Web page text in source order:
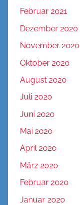
Februar 2021
Dezember 2020
November 2020
Oktober 2020
August 2020
Juli 2020
Juni 2020
Mai 2020
April 2020
März 2020
Februar 2020
Januar 2020